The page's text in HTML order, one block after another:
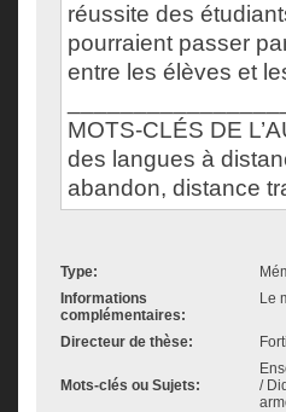
réussite des
pourraient passer
entre les élèves et
MOTS-CLÉS DE
des langues à
abandon, distance
Type:
Informations
complémentaires:
Le
Directeur de thèse:
Mots-clés ou Sujets:
/